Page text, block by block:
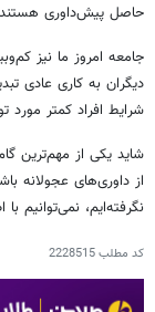
حاصل پیش‌داوری
جامعه امروز ما نیز
دیگران به کاری عادی
شرایط افراد کمتر مورد
شاید یکی از مهم‌ترین
از داوری‌های عجولانه
نگرفته‌ایم، نمی‌توانیم
کد مطلب2228515